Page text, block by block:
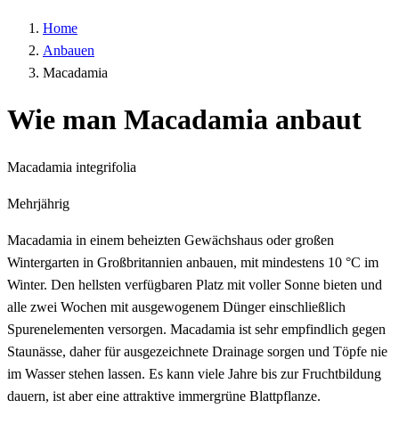
Home
Anbauen
Macadamia
Wie man Macadamia anbaut
Macadamia integrifolia
Mehrjährig
Macadamia in einem beheizten Gewächshaus oder großen
Wintergarten in Großbritannien anbauen, mit mindestens 10 °C im
Winter. Den hellsten verfügbaren Platz mit voller Sonne bieten und
alle zwei Wochen mit ausgewogenem Dünger einschließlich
Spurenelementen versorgen. Macadamia ist sehr empfindlich gegen
Staunässe, daher für ausgezeichnete Drainage sorgen und Töpfe nie
im Wasser stehen lassen. Es kann viele Jahre bis zur Fruchtbildung
dauern, ist aber eine attraktive immergrüne Blattpflanze.